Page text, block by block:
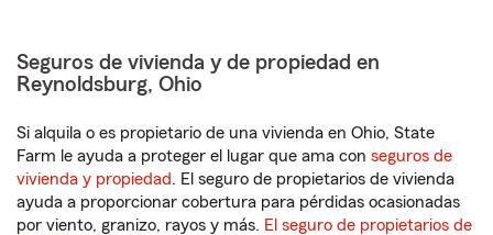
Seguros de vivienda y de propiedad en
Reynoldsburg, Ohio
Si alquila o es propietario de una vivienda en Ohio, State
Farm le ayuda a proteger el lugar que ama con seguros de
vivienda y propiedad. El seguro de propietarios de vivienda
ayuda a proporcionar cobertura para pérdidas ocasionadas
por viento, granizo, rayos y más. El seguro de propietarios de